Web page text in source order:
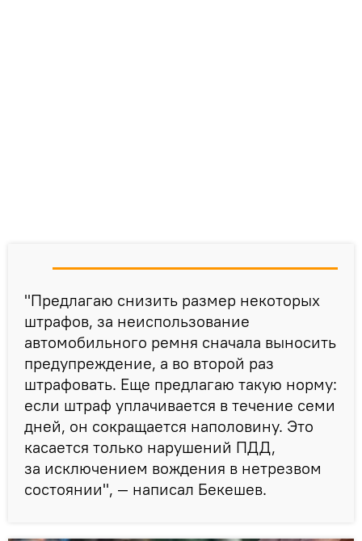
"Предлагаю снизить размер некоторых
штрафов, за неиспользование
автомобильного ремня сначала выносить
предупреждение, а во второй раз
штрафовать. Еще предлагаю такую норму:
если штраф уплачивается в течение семи
дней, он сокращается наполовину. Это
касается только нарушений ПДД,
за исключением вождения в нетрезвом
состоянии", — написал Бекешев.